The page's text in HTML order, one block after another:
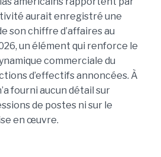
aurait enregistré une
son chiffre d’affaires au
un élément qui renforce le
commerciale du
d’effectifs annoncées. À
fourni aucun détail sur
de postes ni sur le
en œuvre.